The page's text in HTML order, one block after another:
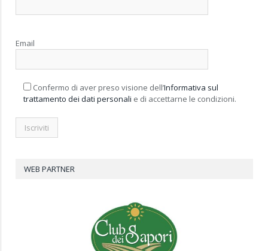
Email
Confermo di aver preso visione dell’Informativa sul
trattamento dei dati personali e di accettarne le condizioni.
WEB PARTNER